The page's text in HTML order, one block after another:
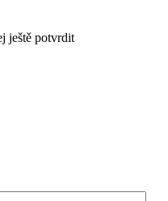
ještě potvrdit